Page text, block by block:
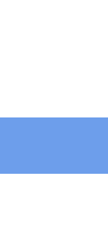
通许法院：排忧解难